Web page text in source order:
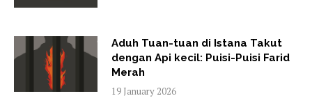
Aduh Tuan-tuan di Istana Takut
dengan Api kecil: Puisi-Puisi Farid
Merah
19 January 2026